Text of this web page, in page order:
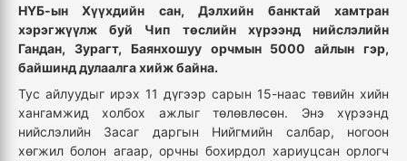
НҮБ-ын Хүүхдийн сан, Дэлхийн банктай хамтран
хэрэгжүүлж буй Чип төслийн хүрээнд нийслэлийн
Гандан, Зурагт, Баянхошуу орчмын 5000 айлын гэр,
байшинд дулаалга хийж байна.
Тус айлуудыг ирэх 11 дүгээр сарын 15-наас төвийн хийн
хангамжид холбох ажлыг төлөвлөсөн. Энэ хүрээнд
нийслэлийн Засаг даргын Нийгмийн салбар, ногоон
хөгжил болон агаар, орчны бохирдол хариуцсан орлогч